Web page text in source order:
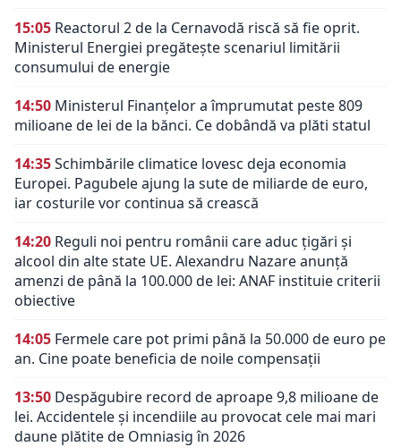
15:05 Reactorul 2 de la Cernavodă riscă să fie oprit.
Ministerul Energiei pregătește scenariul limitării
consumului de energie
14:50 Ministerul Finanțelor a împrumutat peste 809
milioane de lei de la bănci. Ce dobândă va plăti statul
14:35Schimbările climatice lovesc deja economia
Europei. Pagubele ajung la sute de miliarde de euro,
iar costurile vor continua să crească
14:20 Reguli noi pentru românii care aduc țigări și
alcool din alte state UE. Alexandru Nazare anunță
amenzi de până la 100.000 de lei: ANAF instituie criterii
obiective
14:05 Fermele care pot primi până la 50.000 de euro pe
an. Cine poate beneficia de noile compensații
13:50 Despăgubire record de aproape 9,8 milioane de
lei. Accidentele și incendiile au provocat cele mai mari
daune plătite de Omniasig în 2026